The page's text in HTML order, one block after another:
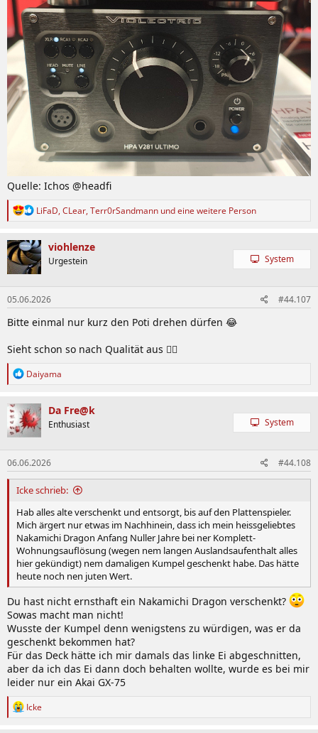
Quelle: Ichos @headfi
R
k
t
i
o
n
e
n
:
LiFaD, CLear, Terr0rSandmann und eine weitere Person
viohlenze
Urgestein System
05.06.2026 #44.107
Bitte einmal nur kurz den Poti drehen dürfen 😂
Sieht schon so nach Qualität aus 👍🏼
R
k
t
i
o
n
e
n
:
Daiyama
Da Fre@k
Enthusiast System
06.06.2026 #44.108
Icke schrieb:
Hab alles alte verschenkt und entsorgt, bis auf den Plattenspieler.
Mich ärgert nur etwas im Nachhinein, dass ich mein heissgeliebtes
Nakamichi Dragon Anfang Nuller Jahre bei ner Komplett-
Wohnungsauflösung (wegen nem langen Auslandsaufenthalt alles
hier gekündigt) nem damaligen Kumpel geschenkt habe. Das hätte
heute noch nen juten Wert.
Du hast nicht ernsthaft ein Nakamichi Dragon verschenkt?
Sowas macht man nicht!
Wusste der Kumpel denn wenigstens zu würdigen, was er da
geschenkt bekommen hat?
Für das Deck hätte ich mir damals das linke Ei abgeschnitten,
aber da ich das Ei dann doch behalten wollte, wurde es bei mir
leider nur ein Akai GX-75
R
Icke